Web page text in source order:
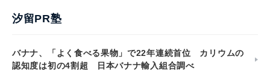
汐留PR塾
バナナ、「よく食べる果物」で22年連続首位 カリウムの
認知度は初の4割超 日本バナナ輸入組合調べ